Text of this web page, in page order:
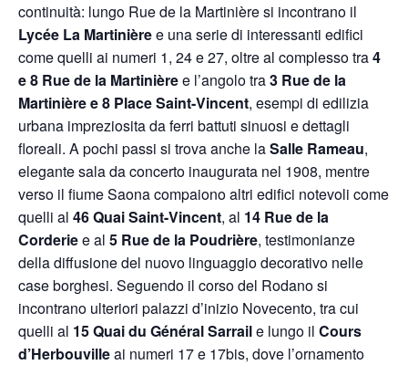
continuità: lungo Rue de la Martinière si incontrano il
Lycée La Martinièree una serie di interessanti edifici
come quelli ai numeri 1, 24 e 27, oltre al complesso tra4
e 8 Rue de la Martinièree l’angolo tra3 Rue de la
Martinière e 8 Place Saint-Vincent, esempi di edilizia
urbana impreziosita da ferri battuti sinuosi e dettagli
floreali. A pochi passi si trova anche laSalle Rameau,
elegante sala da concerto inaugurata nel 1908, mentre
verso il fiume Saona compaiono altri edifici notevoli come
quelli al 46 Quai Saint-Vincent, al 14 Rue de la
Corderiee al 5 Rue de la Poudrière, testimonianze
della diffusione del nuovo linguaggio decorativo nelle
case borghesi. Seguendo il corso del Rodano si
incontrano ulteriori palazzi d’inizio Novecento, tra cui
quelli al 15 Quai du Général Sarraile lungo il Cours
d’Herbouvilleai numeri 17 e 17bis, dove l’ornamento